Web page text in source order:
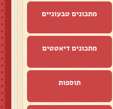
מתכונים טבעוניים
מתכונים דיאטטים
תוספות